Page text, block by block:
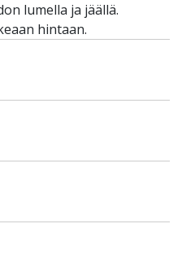
lumella ja jäällä.
hintaan.